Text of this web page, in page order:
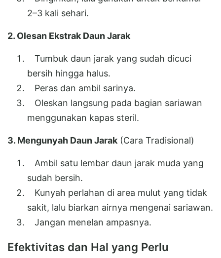
2–3 kali sehari.
2. Olesan Ekstrak Daun Jarak
Tumbuk daun jarak yang sudah dicuci
bersih hingga halus.
Peras dan ambil sarinya.
Oleskan langsung pada bagian sariawan
menggunakan kapas steril.
3. Mengunyah Daun Jarak (Cara Tradisional)
Ambil satu lembar daun jarak muda yang
sudah bersih.
Kunyah perlahan di area mulut yang tidak
sakit, lalu biarkan airnya mengenai sariawan.
Jangan menelan ampasnya.
Efektivitas dan Hal yang Perlu